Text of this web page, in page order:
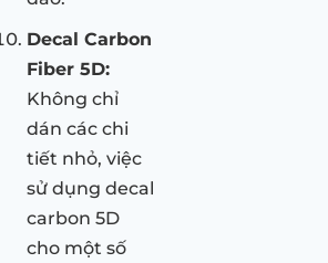
Decal Carbon
Fiber 5D:
Không chỉ
dán các chi
tiết nhỏ, việc
sử dụng decal
carbon 5D
cho một số